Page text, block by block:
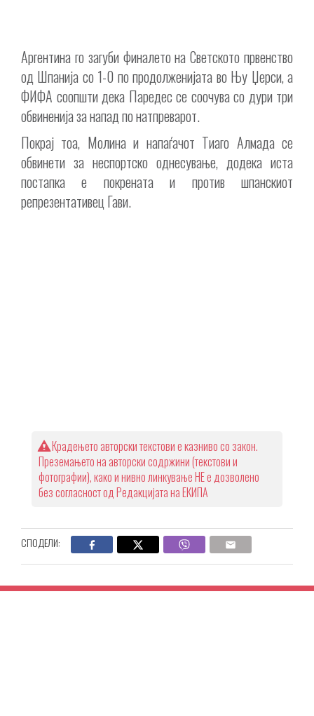
Аргентина го загуби финалето на Светското првенство
од Шпанија со 1-0 по продолженијата во Њу Џерси, а
ФИФА соопшти дека Паредес се соочува со дури три
обвиненија за напад по натпреварот.
Покрај тоа, Молина и напаѓачот Тиаго Алмада се
обвинети за неспортско однесување, додека иста
постапка е покрената и против шпанскиот
репрезентативец Гави.
Крадењето авторски текстови е казниво со закон.
Преземањето на авторски содржини (текстови и
фотографии), како и нивно линкување НЕ е дозволено
без согласност од Редакцијата на ЕКИПА
СПОДЕЛИ: